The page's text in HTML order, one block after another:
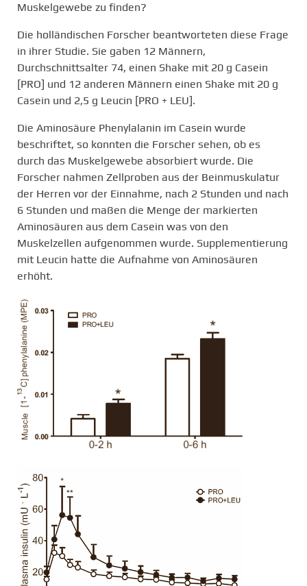
Muskelgewebe zu finden?
Die holländischen Forscher beantworteten diese Frage
in ihrer Studie. Sie gaben 12 Männern,
Durchschnittsalter 74, einen Shake mit 20 g Casein
[PRO] und 12 anderen Männern einen Shake mit 20 g
Casein und 2,5 g Leucin [PRO + LEU].
Die Aminosäure Phenylalanin im Casein wurde
beschriftet, so konnten die Forscher sehen, ob es
durch das Muskelgewebe absorbiert wurde. Die
Forscher nahmen Zellproben aus der Beinmuskulatur
der Herren vor der Einnahme, nach 2 Stunden und nach
6 Stunden und maßen die Menge der markierten
Aminosäuren aus dem Casein was von den
Muskelzellen aufgenommen wurde. Supplementierung
mit Leucin hatte die Aufnahme von Aminosäuren
erhöht.